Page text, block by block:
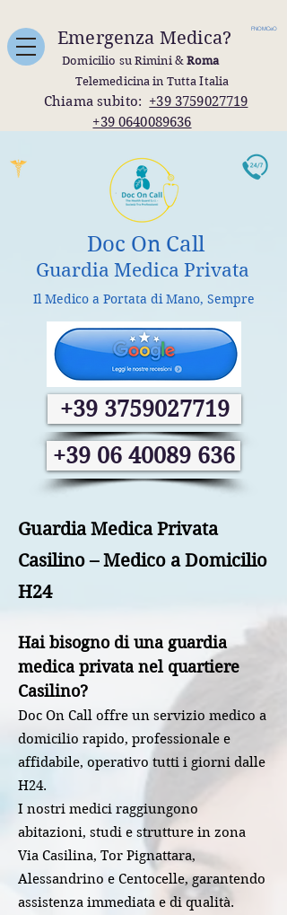
Doc On Call
Guardia Medica Privata
+39 3759027719
Emergenza Medica?
Domicilio su Rimini &Roma
Telemedicina in Tutta Italia
Chiama subito: +39 3759027719
+39 0640089636
FNOMCeO
Il Medico a Portata di Mano, Sempre
+39 06 40089 636
Guardia Medica Privata
Casilino – Medico a Domicilio
H24
Hai bisogno di una guardia
medica privata nel quartiere
Casilino?
Doc On Call offre un servizio medico a
domicilio rapido, professionale e
affidabile, operativo tutti i giorni dalle
H24.
I nostri medici raggiungono
abitazioni, studi e strutture in zona
Via Casilina, Tor Pignattara,
Alessandrino e Centocelle, garantendo
assistenza immediata e di qualità.